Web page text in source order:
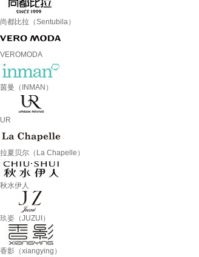
尚都比拉（Sentubila）
VEROMODA
茵曼（INMAN）
UR
拉夏贝尔（La Chapelle）
秋水伊人
玖姿（JUZUI）
香影（xiangying）